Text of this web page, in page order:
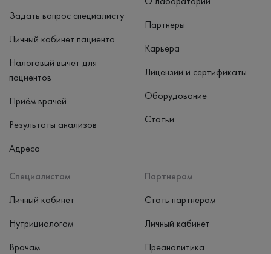
Задать вопрос специалисту
Личный кабинет пациента
Налоговый вычет для
пациентов
Приём врачей
Результаты анализов
Адреса
Специалистам
Личный кабинет
Нутрициологам
Врачам
Партнерам
Стать партнером
Личный кабинет
Преаналитика
Партнеры
Карьера
Лицензии и сертификаты
Оборудование
Статьи